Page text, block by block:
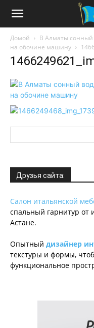
Домой
В Алматы сонный
на обочине машину
Друзья сайта:
Салон итальянской
спальный гарнитур от
Астане.
Опытный дизайнер
текстуры и формы,
функциональное